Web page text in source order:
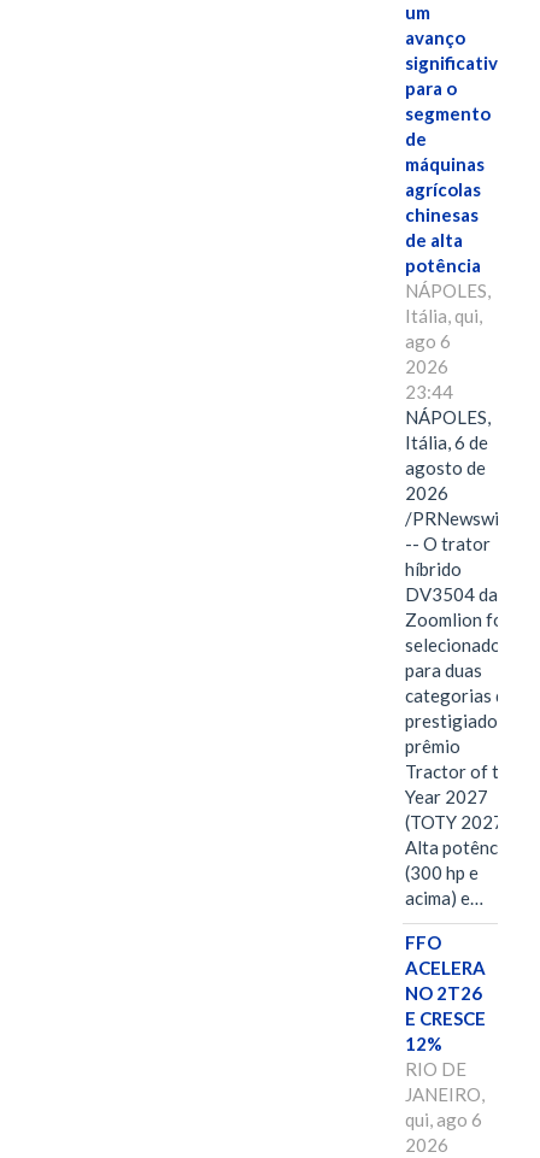
um
avanço
significativo
para o
segmento
de
máquinas
agrícolas
chinesas
de alta
potência
NÁPOLES,
Itália, qui,
ago 6
2026
23:44
NÁPOLES,
Itália, 6 de
agosto de
2026
/PRNewswire/
-- O trator
híbrido
DV3504 da
Zoomlion foi
selecionado
para duas
categorias do
prestigiado
prêmio
Tractor of the
Year 2027
(TOTY 2027:
Alta potência
(300 hp e
acima) e…
FFO
ACELERA
NO 2T26
E CRESCE
12%
RIO DE
JANEIRO,
qui, ago 6
2026